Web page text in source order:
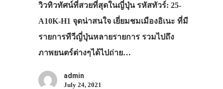
วิวทิวทัศน์ที่สวยที่สุดในญี่ปุ่น รหัสทัวร์: 25-
A10K-H1 จุดน่าสนใจ เยี่ยมชมเมืองอิเนะ ที่มี
รายการทีวีญี่ปุ่นหลายรายการ รวมไปถึง
ภาพยนตร์ต่างๆได้ไปถ่าย…
admin
July 24, 2021